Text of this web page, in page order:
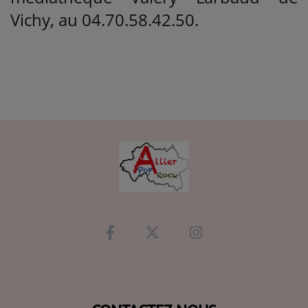
Vichy, au 04.70.58.42.50.